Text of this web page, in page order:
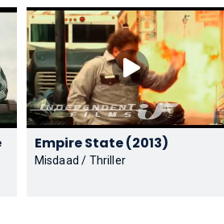
Empire State (2013)
Misdaad / Thriller